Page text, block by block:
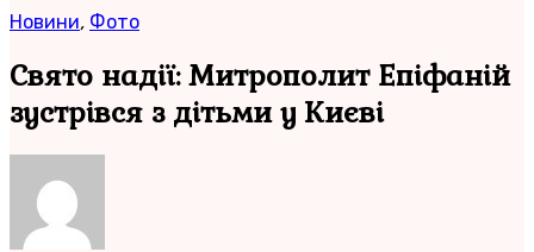
Новини, Фото
Свято надії: Митрополит Епіфаній
зустрівся з дітьми у Києві